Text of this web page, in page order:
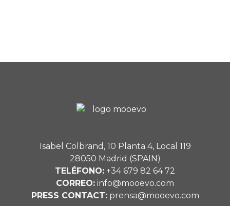
Isabel Colbrand, 10 Planta 4, Local 119
28050 Madrid (SPAIN)
TELÉFONO: +34 679 82 64 72
CORREO: info@mooevo.com
PRESS CONTACT:prensa@mooevo.com